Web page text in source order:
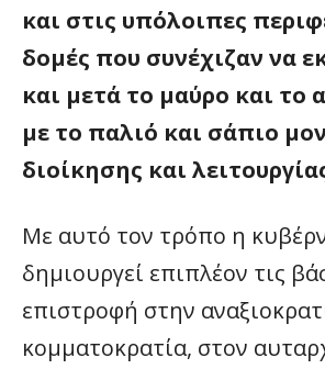
και στις υπόλοιπες
δομές που συνέχιζαν να
και μετά το μαύρο και το
με το παλιό και σάπιο
διοίκησης και
Με αυτό τον τρόπο η
δημιουργεί επιπλέον τις
επιστροφή στην
κομματοκρατία, στον